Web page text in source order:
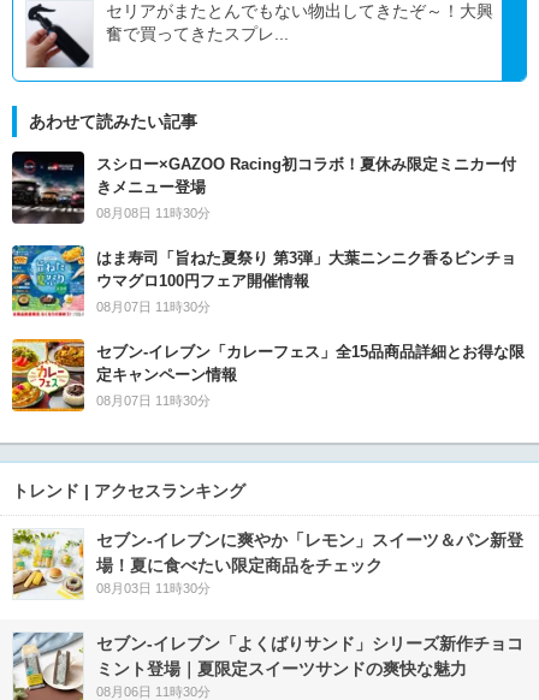
セリアがまたとんでもない物出してきたぞ～！大興
奮で買ってきたスプレ...
あわせて読みたい記事
スシロー×GAZOO Racing初コラボ！夏休み限定ミニカー付
きメニュー登場
08月08日 11時30分
はま寿司「旨ねた夏祭り 第3弾」大葉ニンニク香るビンチョ
ウマグロ100円フェア開催情報
08月07日 11時30分
セブン‐イレブン「カレーフェス」全15品商品詳細とお得な限
定キャンペーン情報
08月07日 11時30分
トレンド | アクセスランキング
セブン‐イレブンに爽やか「レモン」スイーツ＆パン新登
場！夏に食べたい限定商品をチェック
08月03日 11時30分
セブン‐イレブン「よくばりサンド」シリーズ新作チョコ
ミント登場｜夏限定スイーツサンドの爽快な魅力
08月06日 11時30分